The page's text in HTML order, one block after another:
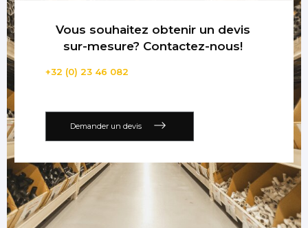
Vous souhaitez obtenir un devis
sur-mesure? Contactez-nous!
+32 (0) 23 46 082
Demander un devis